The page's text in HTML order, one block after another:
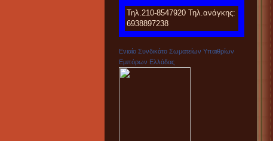
Τηλ.210-8547920 Τηλ.ανάγκης:
6938897238
Ενιαίο Συνδικάτο Σωματείων Υπαιθρίων
Εμπόρων Ελλάδας